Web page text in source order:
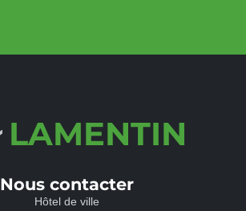
LAMENTIN
Nous contacter
Hôtel de ville